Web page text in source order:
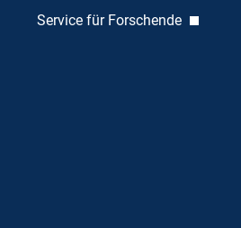
Service für Forschende